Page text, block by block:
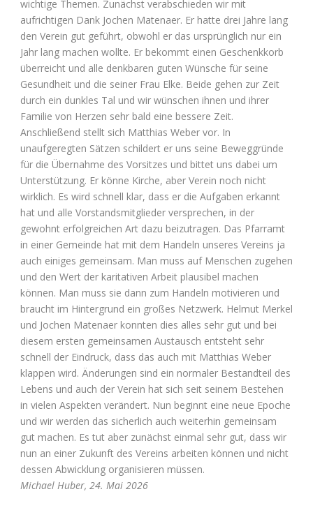
wichtige Themen. Zunächst verabschieden wir mit
aufrichtigen Dank Jochen Matenaer. Er hatte drei Jahre lang
den Verein gut geführt, obwohl er das ursprünglich nur ein
Jahr lang machen wollte. Er bekommt einen Geschenkkorb
überreicht und alle denkbaren guten Wünsche für seine
Gesundheit und die seiner Frau Elke. Beide gehen zur Zeit
durch ein dunkles Tal und wir wünschen ihnen und ihrer
Familie von Herzen sehr bald eine bessere Zeit.
Anschließend stellt sich Matthias Weber vor. In
unaufgeregten Sätzen schildert er uns seine Beweggründe
für die Übernahme des Vorsitzes und bittet uns dabei um
Unterstützung. Er könne Kirche, aber Verein noch nicht
wirklich. Es wird schnell klar, dass er die Aufgaben erkannt
hat und alle Vorstandsmitglieder versprechen, in der
gewohnt erfolgreichen Art dazu beizutragen. Das Pfarramt
in einer Gemeinde hat mit dem Handeln unseres Vereins ja
auch einiges gemeinsam. Man muss auf Menschen zugehen
und den Wert der karitativen Arbeit plausibel machen
können. Man muss sie dann zum Handeln motivieren und
braucht im Hintergrund ein großes Netzwerk. Helmut Merkel
und Jochen Matenaer konnten dies alles sehr gut und bei
diesem ersten gemeinsamen Austausch entsteht sehr
schnell der Eindruck, dass das auch mit Matthias Weber
klappen wird. Änderungen sind ein normaler Bestandteil des
Lebens und auch der Verein hat sich seit seinem Bestehen
in vielen Aspekten verändert. Nun beginnt eine neue Epoche
und wir werden das sicherlich auch weiterhin gemeinsam
gut machen. Es tut aber zunächst einmal sehr gut, dass wir
nun an einer Zukunft des Vereins arbeiten können und nicht
dessen Abwicklung organisieren müssen.
Michael Huber, 24. Mai 2026